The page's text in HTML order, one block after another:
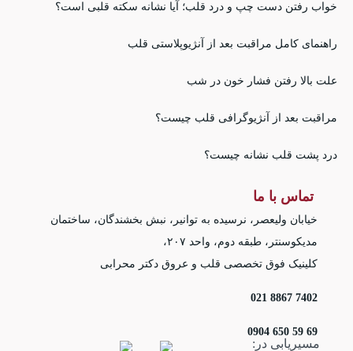
خواب رفتن دست چپ و درد قلب؛ آیا نشانه سکته قلبی است؟
راهنمای کامل مراقبت بعد از آنژیوپلاستی قلب
علت بالا رفتن فشار خون در شب
مراقبت بعد از آنژیوگرافی قلب چیست؟
درد پشت قلب نشانه چیست؟
تماس با ما
خیابان ولیعصر، نرسیده به توانیر، نبش بخشندگان، ساختمان
مدیکوسنتر، طبقه دوم، واحد ۲۰۷،
کلینیک فوق تخصصی قلب و عروق دکتر محرابی
7402 8867 021
69 59 650 0904
مسیریابی در: